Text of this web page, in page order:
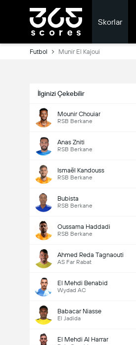
Skorlar
Futbol Munir El Kajoui
İlginizi Çekebilir
Mounir Chouiar
RSB Berkane
Anas Zniti
RSB Berkane
Ismaël Kandouss
RSB Berkane
Bubista
RSB Berkane
Oussama Haddadi
RSB Berkane
Ahmed Reda Tagnaouti
AS Far Rabat
El Mehdi Benabid
Wydad AC
Babacar Niasse
El Jadida
El Mehdi Al Harrar